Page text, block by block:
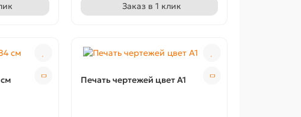
Заказ в 1 клик
Печать чертежей цвет А1